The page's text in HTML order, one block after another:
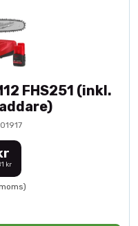
FHS251 (inkl.
kr